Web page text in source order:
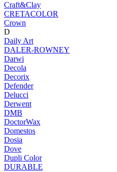
Craft&Clay
CRETACOLOR
Crown
D
Daily Art
DALER-ROWNEY
Darwi
Decola
Decorix
Defender
Delucci
Derwent
DMB
DoctorWax
Domestos
Dosia
Dove
Dupli Color
DURABLE